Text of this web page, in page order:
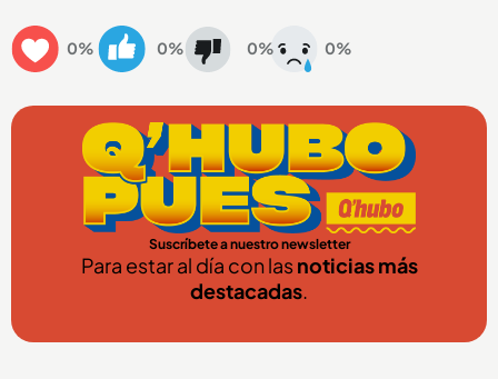
0% 0% 0% 0%
Suscríbete a nuestro newsletter
Para estar al día con lasnoticias más
destacadas.